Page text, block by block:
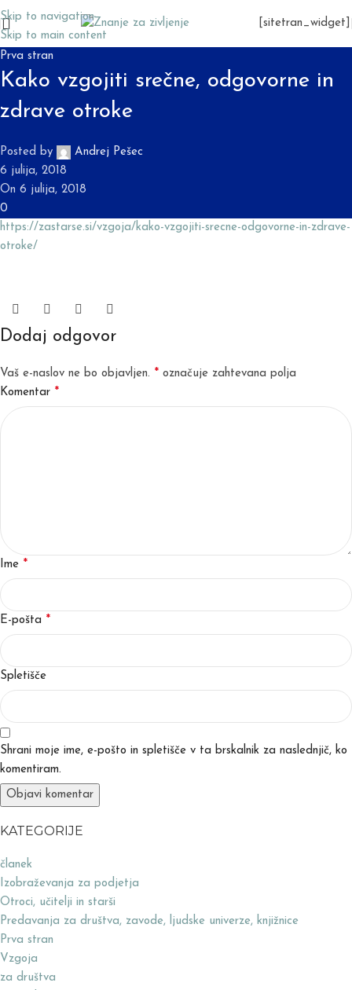
Skip to navigation
Skip to main content
[sitetran_widget]
Prva stran
Kako vzgojiti srečne, odgovorne in
zdrave otroke
Posted by
Andrej Pešec
6 julija, 2018
On 6 julija, 2018
0
https://zastarse.si/vzgoja/kako-vzgojiti-srecne-odgovorne-in-zdrave-
otroke/
Dodaj odgovor
Vaš e-naslov ne bo objavljen. * označuje zahtevana polja
Komentar *
Ime *
E-pošta *
Spletišče
Shrani moje ime, e-pošto in spletišče v ta brskalnik za naslednjič, ko
komentiram.
KATEGORIJE
članek
Izobraževanja za podjetja
Otroci, učitelji in starši
Predavanja za društva, zavode, ljudske univerze, knjižnice
Prva stran
Vzgoja
za društva